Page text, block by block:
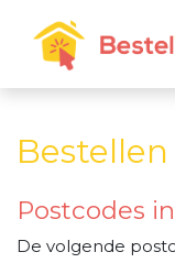
Postcodes
De volgende